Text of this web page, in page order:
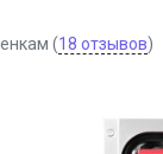
(18 отзывов)